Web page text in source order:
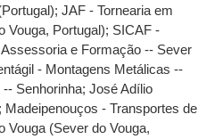
;JAF - Tornearia em
Vouga, Portugal); SICAF -
e Formação -- Sever
- Montagens Metálicas --
Senhorinha;José Adílio
; Madeipenouços - Transportes de
Vouga (Sever do Vouga,